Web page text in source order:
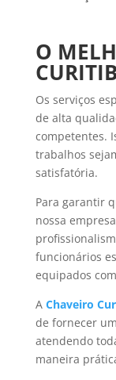
O
Os serviços
de alta
competentes.
trabalhos
satisfatória.
Para garantir
nossa
funcionários
equipados
A Chaveiro
de fornecer
atendendo
maneira